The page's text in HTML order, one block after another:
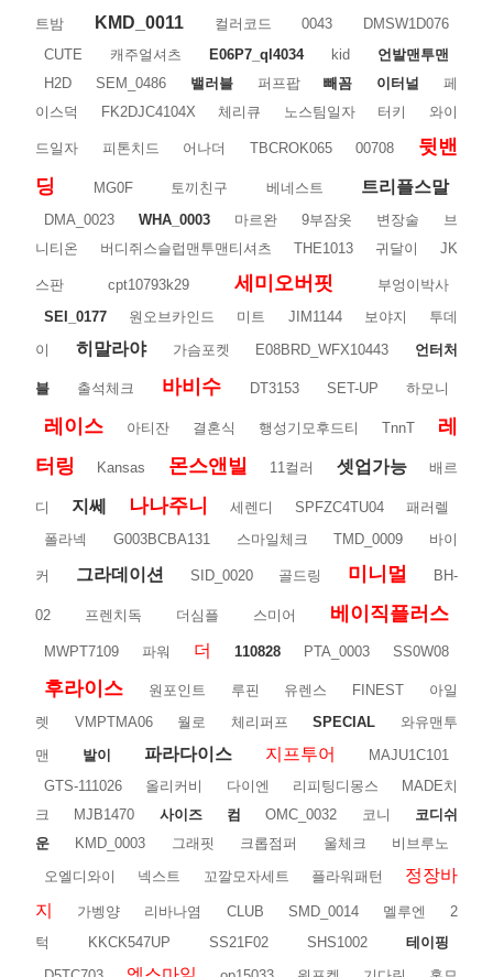
트밤
KMD_0011 컬러코드 0043
DMSW1D076
CUTE
캐주얼셔츠 E06P7_ql4034 kid
언발맨투맨
H2D
SEM_0486 밸러블 퍼프팝 빼꼼 이터널
페
이스덕
FK2DJC4104X 체리큐 노스팀일자 터키 와이
드일자 피톤치드 어나더 TBCROK065 00708
뒷밴
딩
MG0F 토끼친구 베네스트 트리플스말
DMA_0023 WHA_0003 마르완 9부잠옷 변장술
브
니티온
버디쥐스슬럽맨투맨티셔츠 THE1013 귀달이 JK
스판 cpt10793k29 세미오버핏
부엉이박사
SEI_0177
원오브카인드 미트 JIM1144 보야지
투데
이
히말라야 가슴포켓 E08BRD_WFX10443 언터처
블 출석체크 바비수 DT3153 SET-UP 하모니
레이스 아티잔 결혼식 행성기모후드티 TnnT
레
터링
Kansas 몬스앤빌 11컬러 셋업가능 배르
디 지쎄 나나주니 세렌디 SPFZC4TU04
패러렐
폴라넥
G003BCBA131 스마일체크 TMD_0009 바이
커 그라데이션 SID_0020 골드링 미니멀 BH-
02 프렌치독 더심플 스미어 베이직플러스
MWPT7109 파워 더 110828 PTA_0003 SS0W08
후라이스 원포인트 루핀 유렌스 FINEST
아일
렛
VMPTMA06 월로 체리퍼프 SPECIAL
와유맨투
맨
발이 파라다이스 지프투어
MAJU1C101
GTS-111026
올리커비 다이엔 리피팅디몽스
MADE치
크
MJB1470 사이즈 컴 OMC_0032 코니
코디쉬
운
KMD_0003 그래핏 크롭점퍼 울체크
비브루노
오엘디와이
넥스트 꼬깔모자세트 플라워패턴
정장바
지
가벵양 리바나염 CLUB SMD_0014 멜루엔
2
턱
KKCK547UP SS21F02 SHS1002
테이핑